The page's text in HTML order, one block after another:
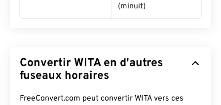
(minuit)
Convertir WITA en d'autres
fuseaux horaires
FreeConvert.com peut convertir WITA vers ces